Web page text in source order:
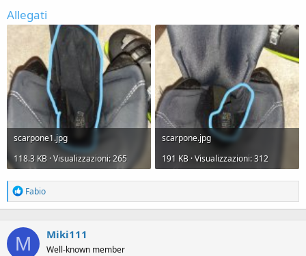
Allegati
scarpone1.jpg
118.3 KB · Visualizzazioni: 265
scarpone.jpg
191 KB · Visualizzazioni: 312
R
e
a
i
Fabio
M Miki111
Well-known member